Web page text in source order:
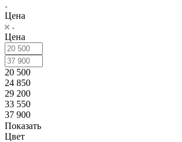
Цена
Цена
20 500
24 850
29 200
33 550
37 900
Показать
Цвет